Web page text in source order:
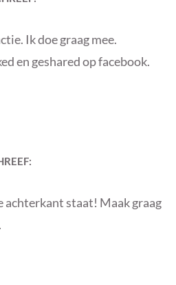
Ik doe graag mee.
en geshared op facebook.
achterkant staat! Maak graag